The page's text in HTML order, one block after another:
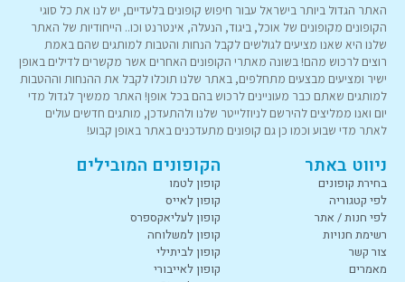
האתר הגדול ביותר בישראל עבור חיפוש קופונים בלעדיים, יש לנו את כל סוגי
הקופונים מקופונים של אוכל, ביגוד, הנעלה, אינטרנט וכו.. הייחודיות של האתר
שלנו היא שאנו מציעים לגולשים לקבל הנחות והטבות למותגים שהם באמת
רוצים לרכוש מהם! בשונה מאתרי הקופונים האחרים אשר מקשרים לדילים באופן
ישיר ומציעים מבצעים מתחלפים, באתר שלנו תוכלו לקבל את ההנחות וההטבות
למותגים שאתם כבר מעוניינים לרכוש בהם בכל אופן! האתר ממשיך לגדול מדי
יום ואנו ממליצים להירשם לניוזלייטר שלנו ולהתעדכן, מותגים חדשים עולים
לאתר מדי שבוע וכמו כן גם קופונים מתעדכנים באתר באופן קבוע!
ניווט באתר
בחירת קופונים
לפי קטגוריה
לפי חנות / אתר
רשימת חנויות
צור קשר
מאמרים
הקופונים המובילים
קופון לטמו
קופון לאייס
קופון לעליאקספרס
קופון למשלוחה
קופון לביתילי
קופון לאייבורי